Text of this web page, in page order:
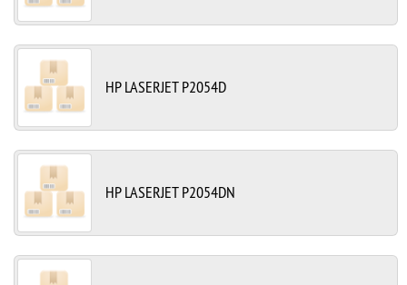
HP LASERJET P2054D
HP LASERJET P2054DN